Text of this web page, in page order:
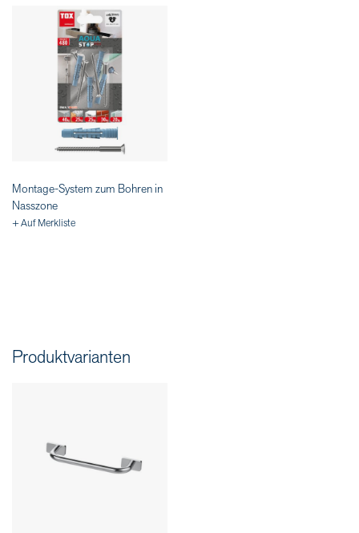
Montage-System zum Bohren in
Nasszone
+ Auf Merkliste
Produktvarianten